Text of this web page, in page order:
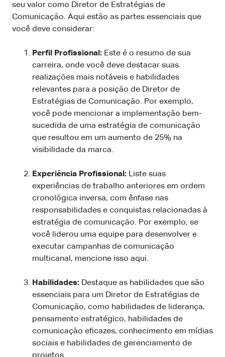
seu valor como Diretor de Estratégias de
Comunicação. Aqui estão as partes essenciais que
você deve considerar:
Perfil Profissional: Este é o resumo de sua
carreira, onde você deve destacar suas
realizações mais notáveis e habilidades
relevantes para a posição de Diretor de
Estratégias de Comunicação. Por exemplo,
você pode mencionar a implementação bem-
sucedida de uma estratégia de comunicação
que resultou em um aumento de 25% na
visibilidade da marca.
Experiência Profissional: Liste suas
experiências de trabalho anteriores em ordem
cronológica inversa, com ênfase nas
responsabilidades e conquistas relacionadas à
estratégia de comunicação. Por exemplo, se
você liderou uma equipe para desenvolver e
executar campanhas de comunicação
multicanal, mencione isso aqui.
Habilidades: Destaque as habilidades que são
essenciais para um Diretor de Estratégias de
Comunicação, como habilidades de liderança,
pensamento estratégico, habilidades de
comunicação eficazes, conhecimento em mídias
sociais e habilidades de gerenciamento de